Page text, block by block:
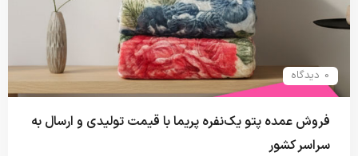
0 دیدگاه
فروش عمده پتو یک‌نفره پریما با قیمت تولیدی و ارسال به
سراسر کشور